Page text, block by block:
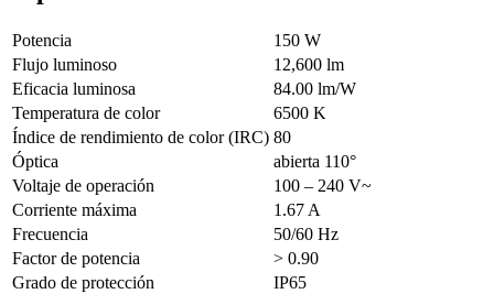
Potencia
150 W
Flujo luminoso
12,600 lm
Eficacia luminosa
84.00 lm/W
Temperatura de color
6500 K
Índice de rendimiento de color (IRC) 80
Óptica
abierta 110°
Voltaje de operación
100 – 240 V~
Corriente máxima
1.67 A
Frecuencia
50/60 Hz
Factor de potencia
> 0.90
Grado de protección
IP65